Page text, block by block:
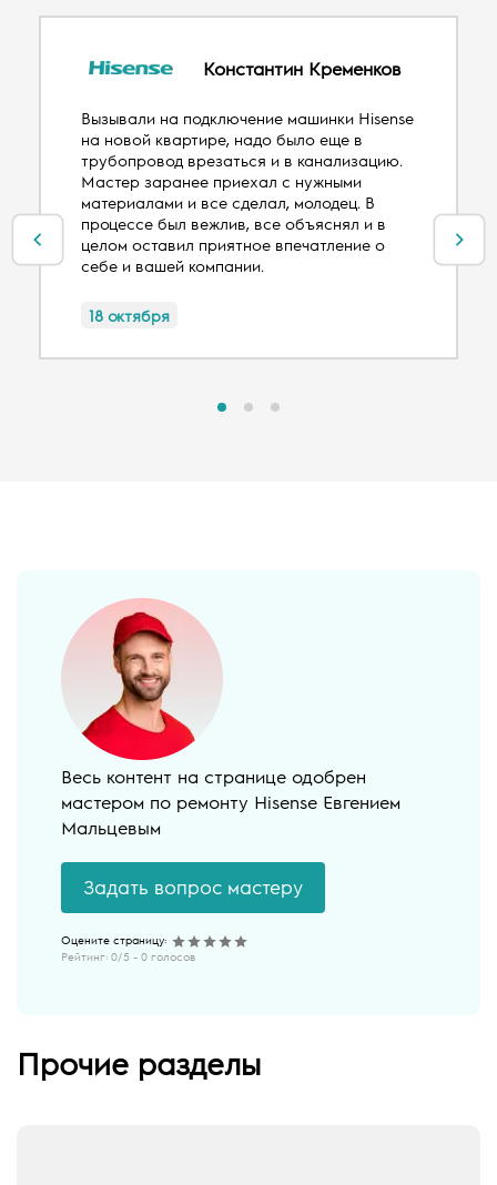
Константин Кременков
Вызывали на подключение машинки Hisense
на новой квартире, надо было еще в
трубопровод врезаться и в канализацию.
Мастер заранее приехал с нужными
материалами и все сделал, молодец. В
процессе был вежлив, все объяснял и в
целом оставил приятное впечатление о
себе и вашей компании.
18 октября
Весь контент на странице одобрен
мастером по ремонту Hisense Евгением
Мальцевым
Задать вопрос мастеру
Рейтинг: 0/5 - 0 голосов
Прочие разделы